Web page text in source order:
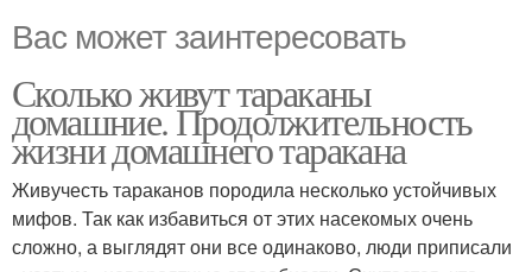
Вас может заинтересовать
Сколько живут тараканы
домашние. Продолжительность
жизни домашнего таракана
Живучесть тараканов породила несколько устойчивых
мифов. Так как избавиться от этих насекомых очень
сложно, а выглядят они все одинаково, люди приписали